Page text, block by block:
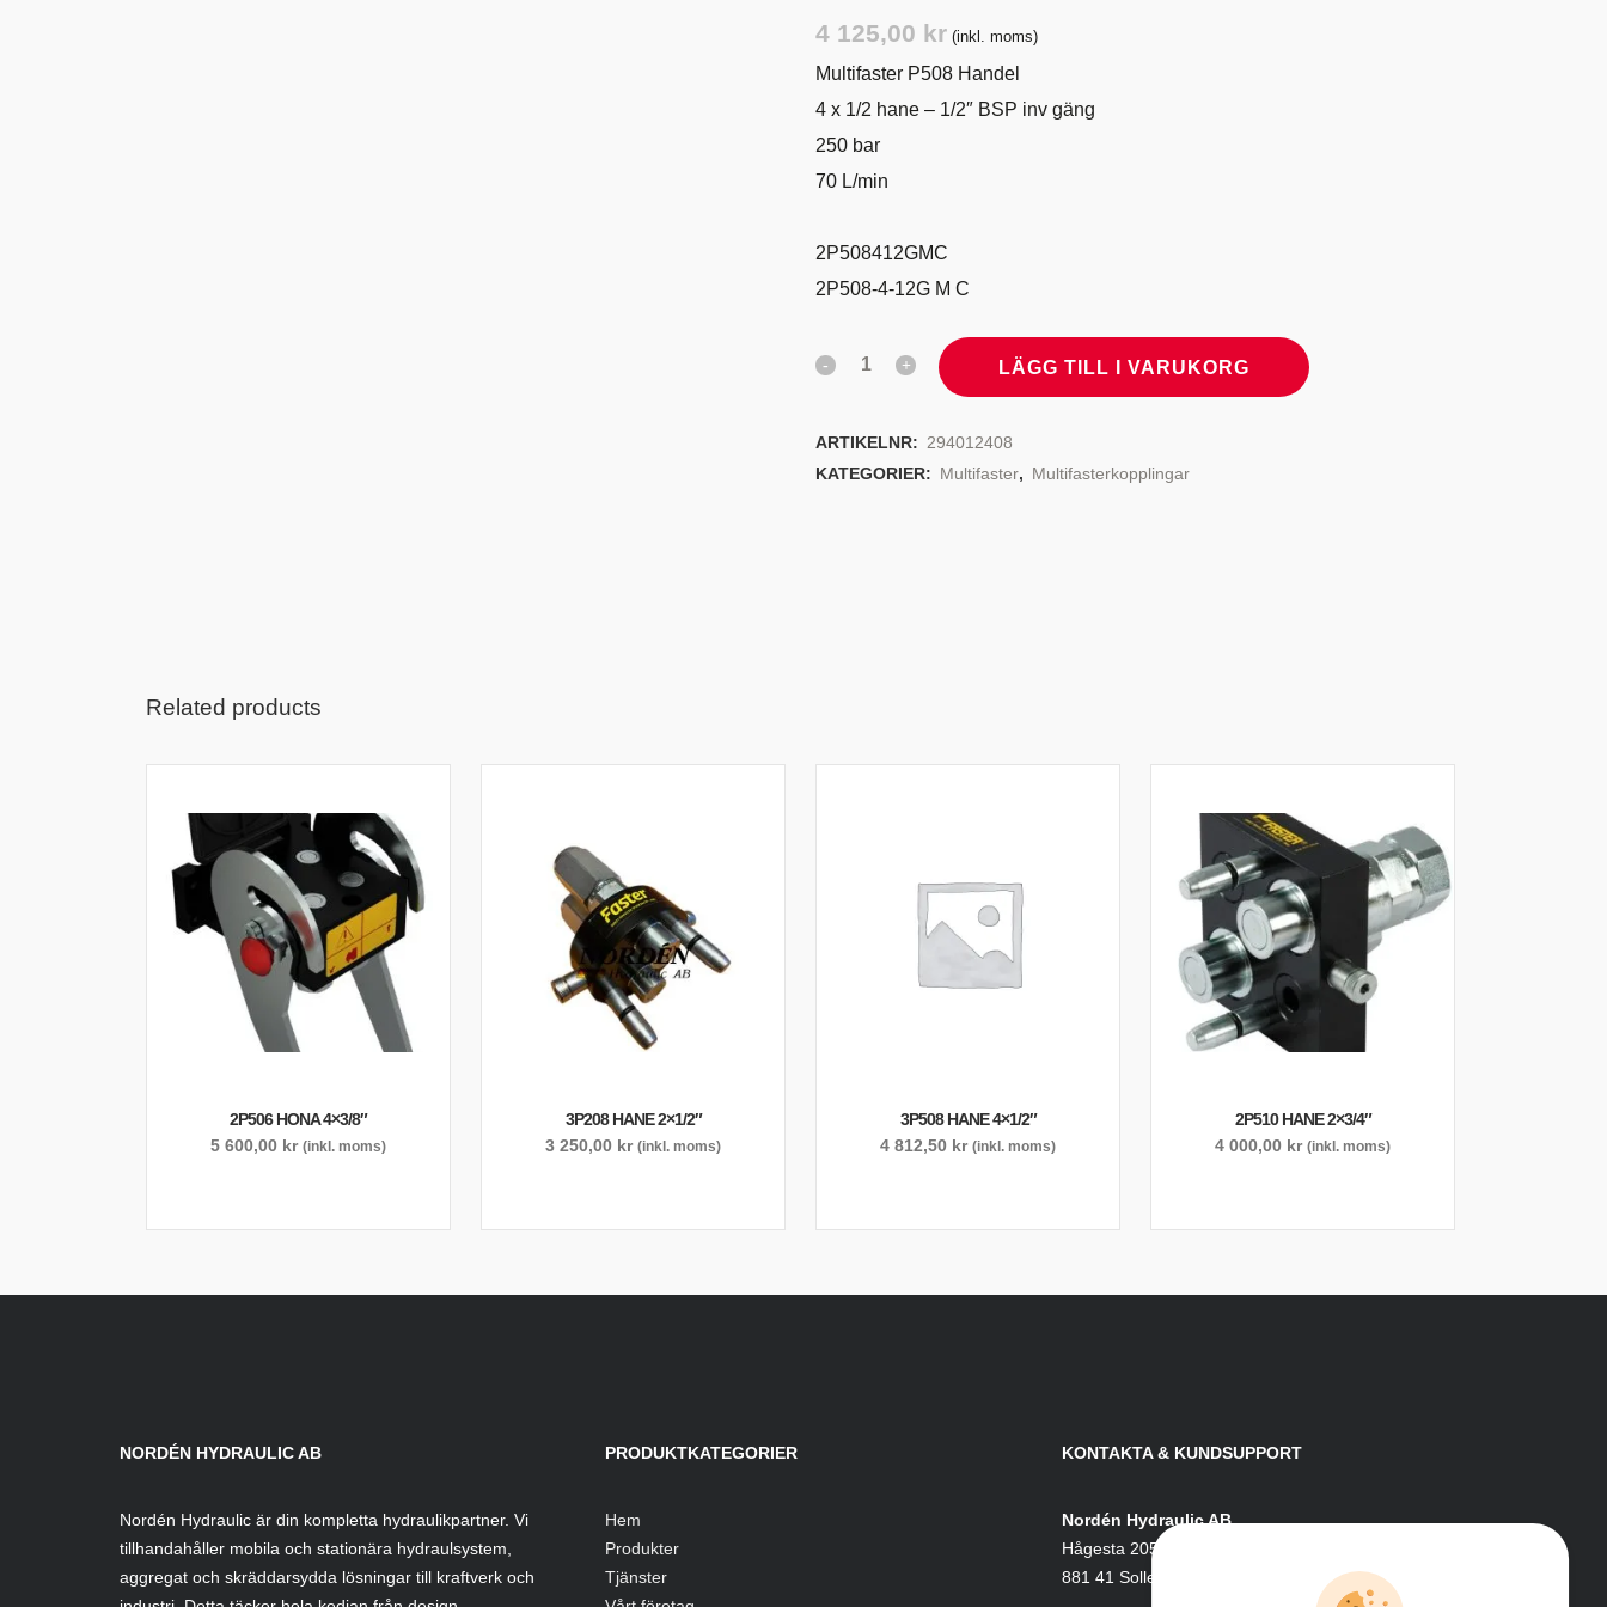
4 125,00 kr (inkl. moms)
Multifaster P508 Handel
4 x 1/2 hane – 1/2″ BSP inv gäng
250 bar
70 L/min
2P508412GMC
2P508-4-12G M C
LÄGG TILL I VARUKORG
ARTIKELNR: 294012408
KATEGORIER: Multifaster, Multifasterkopplingar
Related products
2P506 HONA 4×3/8″
5 600,00 kr (inkl. moms)
3P208 HANE 2×1/2″
3 250,00 kr (inkl. moms)
3P508 HANE 4×1/2″
4 812,50 kr (inkl. moms)
2P510 HANE 2×3/4″
4 000,00 kr (inkl. moms)
NORDÉN HYDRAULIC AB
Nordén Hydraulic är din kompletta hydraulikpartner. Vi
tillhandahåller mobila och stationära hydraulsystem,
aggregat och skräddarsydda lösningar till kraftverk och
PRODUKTKATEGORIER
Hem
Produkter
Tjänster
KONTAKTA & KUNDSUPPORT
Nordén Hydraulic AB
Hågesta 205
881 41 Sollefteå